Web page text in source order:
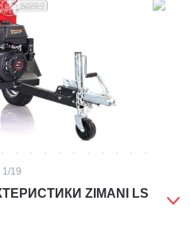
1 /19
ZIMANI LS